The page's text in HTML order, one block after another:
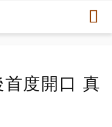
首度開口 真